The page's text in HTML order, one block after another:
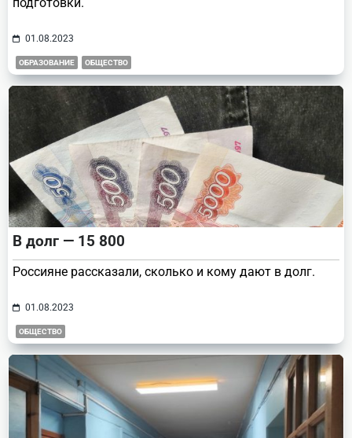
01.08.2023
ОБРАЗОВАНИЕ ОБЩЕСТВО
В долг — 15 800
Россияне рассказали, сколько и кому дают в долг.
01.08.2023
ОБЩЕСТВО